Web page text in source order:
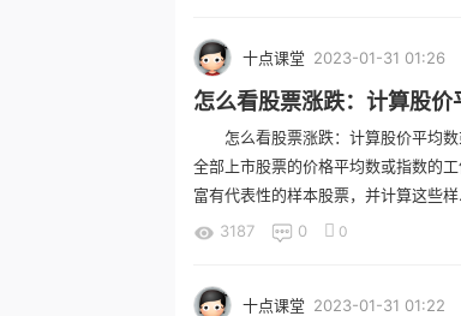
十点课堂 2023-01-31 01:26
怎么看股票涨跌：计算股
怎么看股票涨跌：计算股价平均
全部上市股票的价格平均数或指数的
富有代表性的样本股票，并计算这些
3187
0 0
十点课堂 2023-01-31 01:22